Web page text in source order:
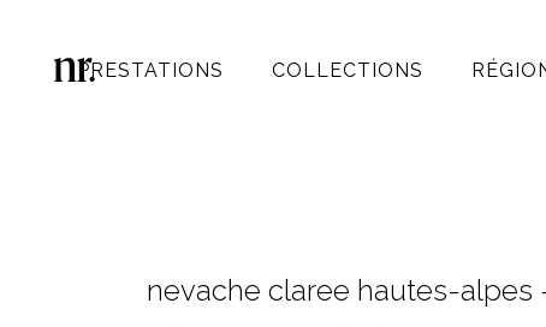
PRESTATIONS COLLECTIONS
nevache claree hautes-